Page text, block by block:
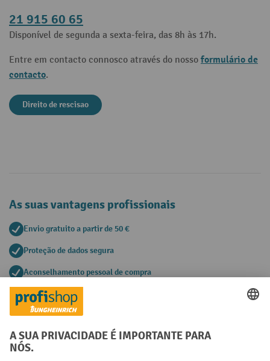
21 915 60 65
Disponível de segunda a sexta-feira, das 8h às 17h.
Entre em contacto connosco através do nosso formulário de
contacto.
Direito de rescisao
As suas vantagens profissionais
Envio gratuito a partir de 50 €
Proteção de dados segura
Aconselhamento pessoal de compra
Métodos de pagamento